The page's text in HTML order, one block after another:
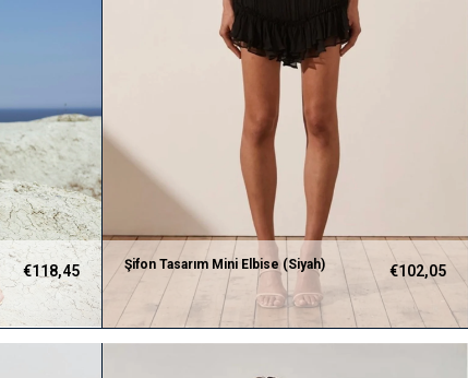
€118,45 Şifon Tasarım Mini Elbise (Siyah) €102,05